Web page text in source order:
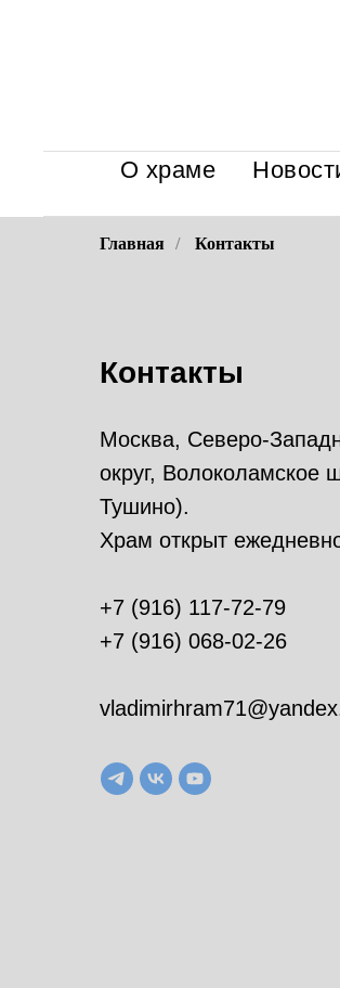
О храме
Главная / Контакты
Контакты
Москва, Северо-
округ, Волоколамское
Тушино).
Храм открыт
+7 (916) 117-72-79
+7 (916) 068-02-26